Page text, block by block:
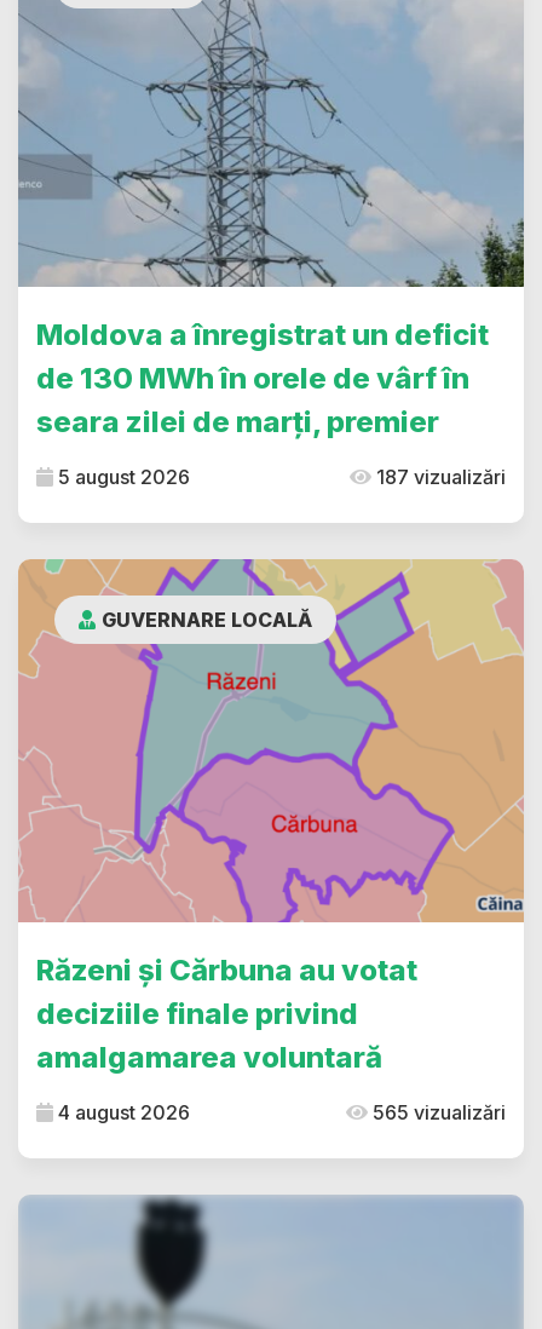
Moldova a înregistrat un deficit
de 130 MWh în orele de vârf în
seara zilei de marți, premier
5 august 2026 187 vizualizări
GUVERNARE LOCALĂ
Răzeni și Cărbuna au votat
deciziile finale privind
amalgamarea voluntară
4 august 2026 565 vizualizări